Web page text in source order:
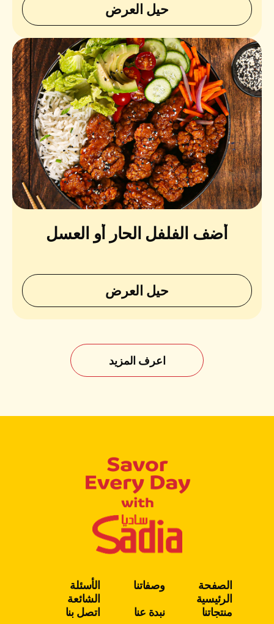
حيل العرض
أضف الفلفل الحار أو العسل
حيل العرض
اعرف المزيد
الصفحة
الرئيسية
منتجاتنا
وصفاتنا
نبدة عنا
الأسئلة
الشائعة
اتصل بنا